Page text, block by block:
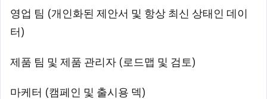
영업 팀 (개인화된 제안서 및 항상 최신 상태인 데이
터)
제품 팀 및 제품 관리자 (로드맵 및 검토)
마케터 (캠페인 및 출시용 덱)